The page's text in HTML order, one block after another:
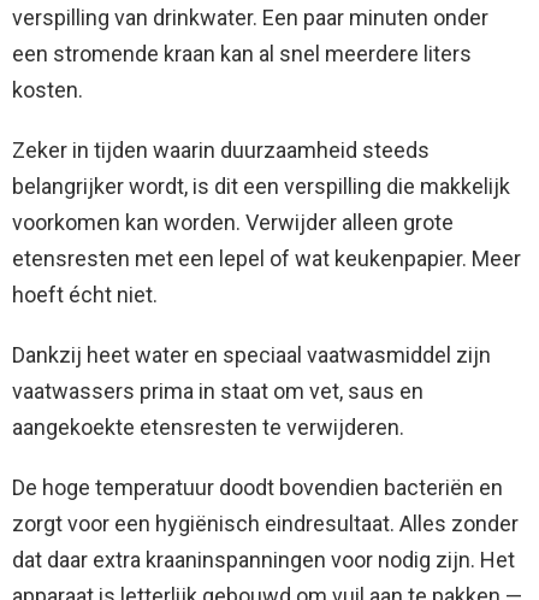
verspilling van drinkwater. Een paar minuten onder
een stromende kraan kan al snel meerdere liters
kosten.
Zeker in tijden waarin duurzaamheid steeds
belangrijker wordt, is dit een verspilling die makkelijk
voorkomen kan worden. Verwijder alleen grote
etensresten met een lepel of wat keukenpapier. Meer
hoeft écht niet.
Dankzij heet water en speciaal vaatwasmiddel zijn
vaatwassers prima in staat om vet, saus en
aangekoekte etensresten te verwijderen.
De hoge temperatuur doodt bovendien bacteriën en
zorgt voor een hygiënisch eindresultaat. Alles zonder
dat daar extra kraaninspanningen voor nodig zijn. Het